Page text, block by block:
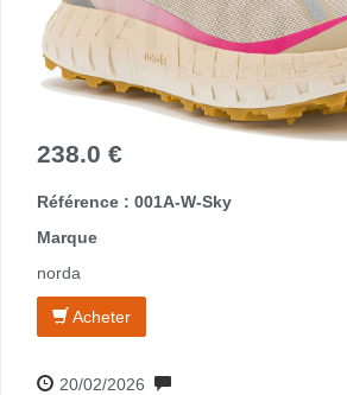
238.0 €
Référence : 001A-W-Sky
Marque
norda
Acheter
20/02/2026